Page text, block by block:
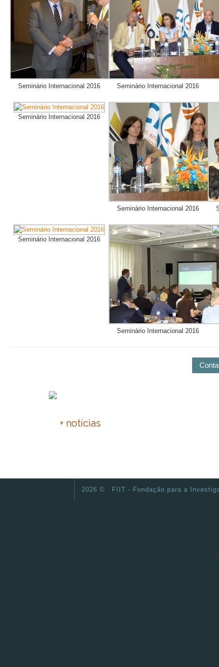
Seminário Internacional 2016 Seminário Internacional 2016
Seminário Internacional 2016
Seminário Internacional 2016
Seminário Internacional 2016
Seminário Internacional 2016
+ notícias
2026 © FIIT - Fundação para a